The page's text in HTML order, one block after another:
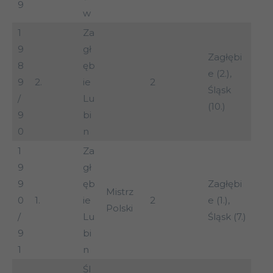
9
w
1
9
8
9
/
9
0
2.
Za
gł
ęb
ie
Lu
bi
n
2
Zagłębi
e (2.),
Śląsk
(10.)
1
9
9
0
/
9
1
1.
Za
gł
ęb
ie
Lu
bi
n
Mistrz
Polski
2
Zagłębi
e (1.),
Śląsk (7.)
Śl